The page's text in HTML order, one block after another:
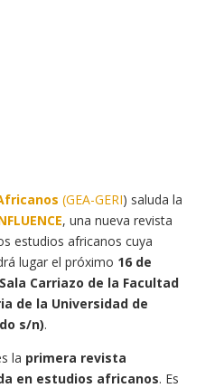
(GEA-GERI) saluda la
, una nueva revista
estudios africanos cuya
lugar el próximo 16 de
Sala Carriazo de la Facultad
de la Universidad de
s/n).
la primera revista
en estudios africanos. Es